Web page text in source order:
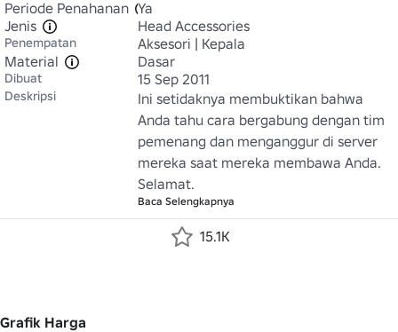
Periode Penahanan Ya
Jenis
Head Accessories
Penempatan
Aksesori | Kepala
Material
Dasar
Dibuat 15 Sep 2011
Deskripsi
Ini setidaknya membuktikan bahwa
Anda tahu cara bergabung dengan tim
pemenang dan menganggur di server
mereka saat mereka membawa Anda.
Selamat.
Baca Selengkapnya
15.1K
Grafik Harga